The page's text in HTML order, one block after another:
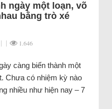
ngày một loạn, võ
bằng trò xé
| | 1.646
càng biến thành một
Chưa có nhiệm kỳ nào
nhiều như hiện nay – 7